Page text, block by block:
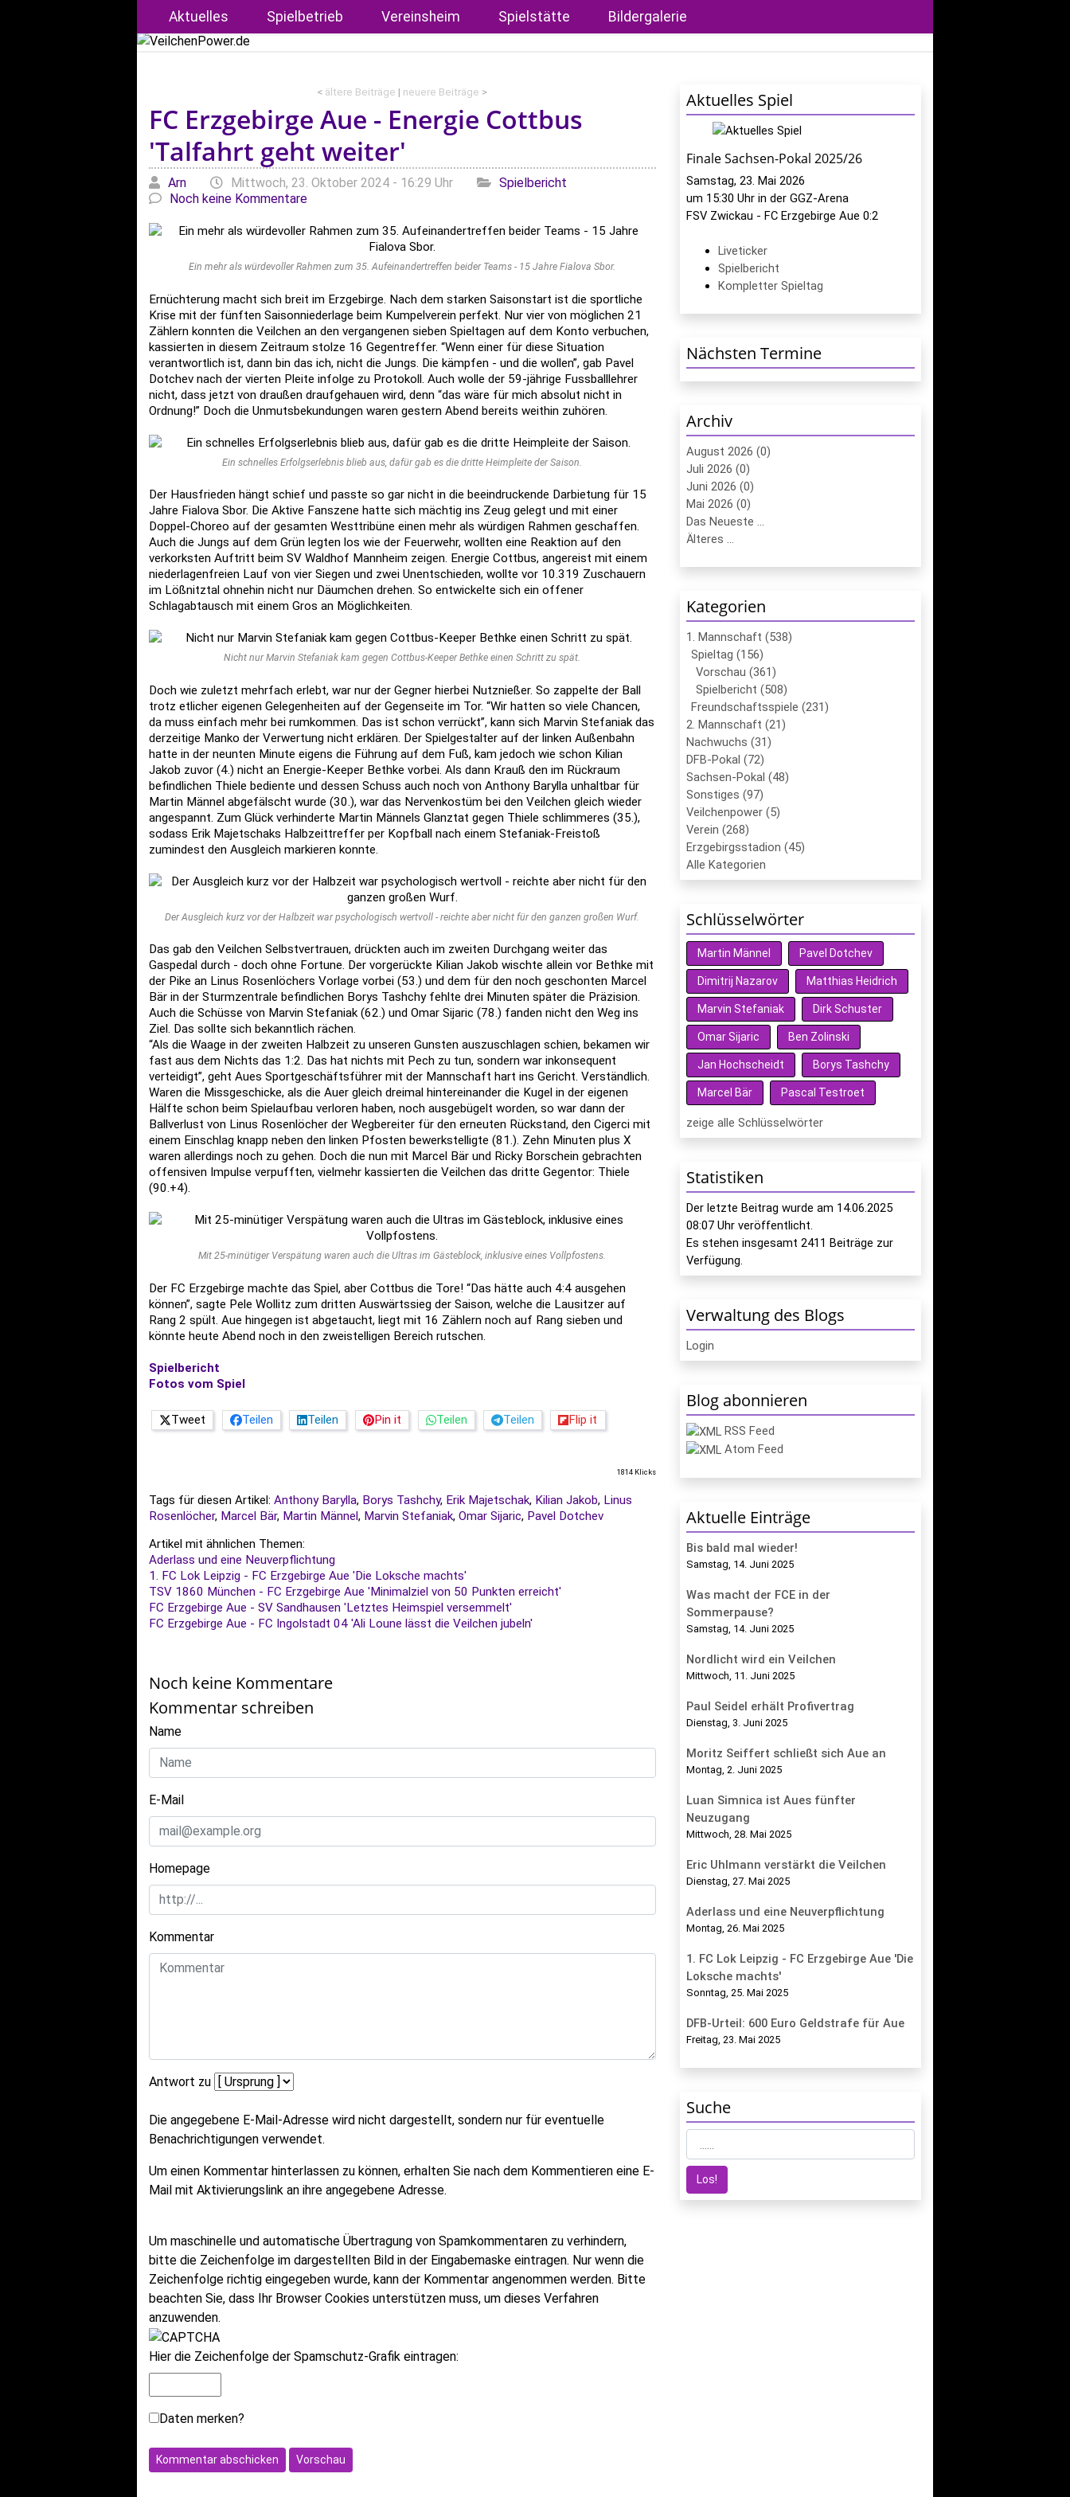
Aktuelles Spielbetrieb Vereinsheim Spielstätte Bildergalerie
< ältere Beiträge | neuere Beiträge >
FC Erzgebirge Aue - Energie Cottbus
'Talfahrt geht weiter'
Geschrieben von
Arn am Mittwoch, 23. Oktober 2024 - 16:29 Uhr Kategorien
Spielbericht
Noch keine Kommentare
Ein mehr als würdevoller Rahmen zum 35. Aufeinandertreffen beider Teams - 15 Jahre Fialova Sbor.
Ernüchterung macht sich breit im Erzgebirge. Nach dem starken Saisonstart ist die sportliche
Krise mit der fünften Saisonniederlage beim Kumpelverein perfekt. Nur vier von möglichen 21
Zählern konnten die Veilchen an den vergangenen sieben Spieltagen auf dem Konto verbuchen,
kassierten in diesem Zeitraum stolze 16 Gegentreffer. “Wenn einer für diese Situation
verantwortlich ist, dann bin das ich, nicht die Jungs. Die kämpfen - und die wollen”, gab Pavel
Dotchev nach der vierten Pleite infolge zu Protokoll. Auch wolle der 59-jährige Fussballlehrer
nicht, dass jetzt von draußen draufgehauen wird, denn “das wäre für mich absolut nicht in
Ordnung!” Doch die Unmutsbekundungen waren gestern Abend bereits weithin zuhören.
Ein schnelles Erfolgserlebnis blieb aus, dafür gab es die dritte Heimpleite der Saison.
Der Hausfrieden hängt schief und passte so gar nicht in die beeindruckende Darbietung für 15
Jahre Fialova Sbor. Die Aktive Fanszene hatte sich mächtig ins Zeug gelegt und mit einer
Doppel-Choreo auf der gesamten Westtribüne einen mehr als würdigen Rahmen geschaffen.
Auch die Jungs auf dem Grün legten los wie der Feuerwehr, wollten eine Reaktion auf den
verkorksten Auftritt beim SV Waldhof Mannheim zeigen. Energie Cottbus, angereist mit einem
niederlagenfreien Lauf von vier Siegen und zwei Unentschieden, wollte vor 10.319 Zuschauern
im Lößnitztal ohnehin nicht nur Däumchen drehen. So entwickelte sich ein offener
Schlagabtausch mit einem Gros an Möglichkeiten.
Nicht nur Marvin Stefaniak kam gegen Cottbus-Keeper Bethke einen Schritt zu spät.
Doch wie zuletzt mehrfach erlebt, war nur der Gegner hierbei Nutznießer. So zappelte der Ball
trotz etlicher eigenen Gelegenheiten auf der Gegenseite im Tor. “Wir hatten so viele Chancen,
da muss einfach mehr bei rumkommen. Das ist schon verrückt”, kann sich Marvin Stefaniak das
derzeitige Manko der Verwertung nicht erklären. Der Spielgestalter auf der linken Außenbahn
hatte in der neunten Minute eigens die Führung auf dem Fuß, kam jedoch wie schon Kilian
Jakob zuvor (4.) nicht an Energie-Keeper Bethke vorbei. Als dann Krauß den im Rückraum
befindlichen Thiele bediente und dessen Schuss auch noch von Anthony Barylla unhaltbar für
Martin Männel abgefälscht wurde (30.), war das Nervenkostüm bei den Veilchen gleich wieder
angespannt. Zum Glück verhinderte Martin Männels Glanztat gegen Thiele schlimmeres (35.),
sodass Erik Majetschaks Halbzeittreffer per Kopfball nach einem Stefaniak-Freistoß
zumindest den Ausgleich markieren konnte.
Der Ausgleich kurz vor der Halbzeit war psychologisch wertvoll - reichte aber nicht für den ganzen großen Wurf.
Das gab den Veilchen Selbstvertrauen, drückten auch im zweiten Durchgang weiter das
Gaspedal durch - doch ohne Fortune. Der vorgerückte Kilian Jakob wischte allein vor Bethke mit
der Pike an Linus Rosenlöchers Vorlage vorbei (53.) und dem für den noch geschonten Marcel
Bär in der Sturmzentrale befindlichen Borys Tashchy fehlte drei Minuten später die Präzision.
Auch die Schüsse von Marvin Stefaniak (62.) und Omar Sijaric (78.) fanden nicht den Weg ins
Ziel. Das sollte sich bekanntlich rächen.
“Als die Waage in der zweiten Halbzeit zu unseren Gunsten auszuschlagen schien, bekamen wir
fast aus dem Nichts das 1:2. Das hat nichts mit Pech zu tun, sondern war inkonsequent
verteidigt”, geht Aues Sportgeschäftsführer mit der Mannschaft hart ins Gericht. Verständlich.
Waren die Missgeschicke, als die Auer gleich dreimal hintereinander die Kugel in der eigenen
Hälfte schon beim Spielaufbau verloren haben, noch ausgebügelt worden, so war dann der
Ballverlust von Linus Rosenlöcher der Wegbereiter für den erneuten Rückstand, den Cigerci mit
einem Einschlag knapp neben den linken Pfosten bewerkstelligte (81.). Zehn Minuten plus X
waren allerdings noch zu gehen. Doch die nun mit Marcel Bär und Ricky Borschein gebrachten
offensiven Impulse verpufften, vielmehr kassierten die Veilchen das dritte Gegentor: Thiele
(90.+4).
Mit 25-minütiger Verspätung waren auch die Ultras im Gästeblock, inklusive eines Vollpfostens.
Der FC Erzgebirge machte das Spiel, aber Cottbus die Tore! “Das hätte auch 4:4 ausgehen
können”, sagte Pele Wollitz zum dritten Auswärtssieg der Saison, welche die Lausitzer auf
Rang 2 spült. Aue hingegen ist abgetaucht, liegt mit 16 Zählern noch auf Rang sieben und
könnte heute Abend noch in den zweistelligen Bereich rutschen.
Spielbericht
Fotos vom Spiel
Tweet Teilen Teilen Pin it Teilen Teilen Flip it
1814 Klicks
Tags für diesen Artikel: Anthony Barylla, Borys Tashchy, Erik Majetschak, Kilian Jakob, Linus
Rosenlöcher, Marcel Bär, Martin Männel, Marvin Stefaniak, Omar Sijaric, Pavel Dotchev
Artikel mit ähnlichen Themen:
Aderlass und eine Neuverpflichtung
1. FC Lok Leipzig - FC Erzgebirge Aue 'Die Loksche machts'
TSV 1860 München - FC Erzgebirge Aue 'Minimalziel von 50 Punkten erreicht'
FC Erzgebirge Aue - SV Sandhausen 'Letztes Heimspiel versemmelt'
FC Erzgebirge Aue - FC Ingolstadt 04 'Ali Loune lässt die Veilchen jubeln'
Noch keine Kommentare
Kommentar schreiben
Name
E-Mail
Homepage
Kommentar
Antwort zu
Die angegebene E-Mail-Adresse wird nicht dargestellt, sondern nur für eventuelle
Benachrichtigungen verwendet.
Um einen Kommentar hinterlassen zu können, erhalten Sie nach dem Kommentieren eine E-
Mail mit Aktivierungslink an ihre angegebene Adresse.
Um maschinelle und automatische Übertragung von Spamkommentaren zu verhindern,
bitte die Zeichenfolge im dargestellten Bild in der Eingabemaske eintragen. Nur wenn die
Zeichenfolge richtig eingegeben wurde, kann der Kommentar angenommen werden. Bitte
beachten Sie, dass Ihr Browser Cookies unterstützen muss, um dieses Verfahren
anzuwenden.
Hier die Zeichenfolge der Spamschutz-Grafik eintragen:
Daten merken?
Aktuelles Spiel
Finale Sachsen-Pokal 2025/26
Samstag, 23. Mai 2026
um 15:30 Uhr in der GGZ-Arena
FSV Zwickau - FC Erzgebirge Aue 0:2
Liveticker
Spielbericht
Kompletter Spieltag
Nächsten Termine
Archiv
August 2026 (0)
Juli 2026 (0)
Juni 2026 (0)
Mai 2026 (0)
Das Neueste ...
Älteres ...
Kategorien
1. Mannschaft (538)
Spieltag (156)
Vorschau (361)
Spielbericht (508)
Freundschaftsspiele (231)
2. Mannschaft (21)
Nachwuchs (31)
DFB-Pokal (72)
Sachsen-Pokal (48)
Sonstiges (97)
Veilchenpower (5)
Verein (268)
Erzgebirgsstadion (45)
Alle Kategorien
Schlüsselwörter
Martin Männel Pavel Dotchev
Dimitrij Nazarov Matthias Heidrich
Marvin Stefaniak Dirk Schuster
Omar Sijaric Ben Zolinski
Jan Hochscheidt Borys Tashchy
Marcel Bär Pascal Testroet
zeige alle Schlüsselwörter
Statistiken
Der letzte Beitrag wurde am 14.06.2025
08:07Uhr veröffentlicht.
Es stehen insgesamt 2411 Beiträge zur
Verfügung.
Verwaltung des Blogs
Login
Blog abonnieren
RSS Feed
Atom Feed
Aktuelle Einträge
Bis bald mal wieder!
Samstag, 14. Juni 2025
Was macht der FCE in der
Sommerpause?
Samstag, 14. Juni 2025
Nordlicht wird ein Veilchen
Mittwoch, 11. Juni 2025
Paul Seidel erhält Profivertrag
Dienstag, 3. Juni 2025
Moritz Seiffert schließt sich Aue an
Montag, 2. Juni 2025
Luan Simnica ist Aues fünfter
Neuzugang
Mittwoch, 28. Mai 2025
Eric Uhlmann verstärkt die Veilchen
Dienstag, 27. Mai 2025
Aderlass und eine Neuverpflichtung
Montag, 26. Mai 2025
1. FC Lok Leipzig - FC Erzgebirge Aue 'Die
Loksche machts'
Sonntag, 25. Mai 2025
DFB-Urteil: 600 Euro Geldstrafe für Aue
Freitag, 23. Mai 2025
Suche